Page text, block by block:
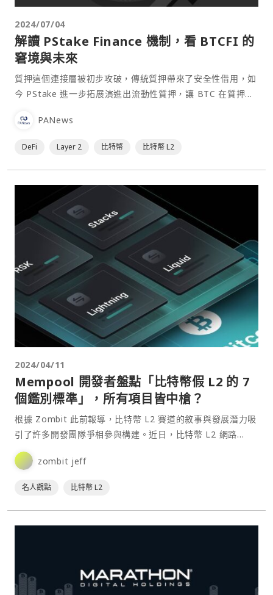
2024/07/04
解讀 PStake Finance 機制，看 BTCFI 的
窘境與未來
質押這個連接層被初步攻破，傳統質押帶來了安全性借用，如
今 PStake 進一步拓展演進出流動性質押，讓 BTC 在質押的
PANews
DeFi Layer 2 比特幣 比特幣 L2
2024/04/11
Mempool 開發者盤點「比特幣假 L2 的 7
個鑑別標準」，所有項目皆中槍？
根據 Zombit 此前報導，比特幣 L2 賽道的敘事與發展潛力吸
引了許多開發團隊爭相參與構建。近日，比特幣 L2 網路
Mezo 開發商 Thesis 還宣布在 Pantera Capital 的領投下完
成了 2,100 萬美元 A 輪融資，其他參投方包括 Multi⋯
zombit jeff
名人觀點 比特幣 L2